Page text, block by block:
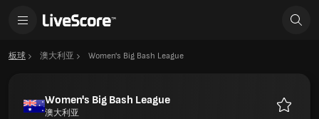
板球 澳大利亚 Women's Big Bash League
Women's Big Bash League
澳大利亚